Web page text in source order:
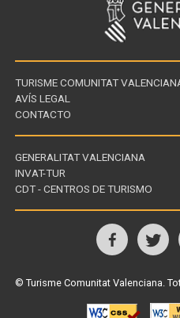
TURISME COMUNITAT
AVÍS LEGAL
CONTACTO
Enllaços
d'interès
GENERALITAT VALENCIANA
INVAT-TUR
CDT - CENTROS DE TURISMO
a
© Turisme Comunitat Valenciana.